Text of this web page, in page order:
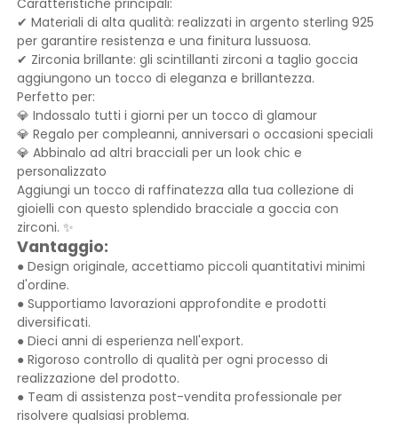
Caratteristiche principali:
✔ Materiali di alta qualità: realizzati in argento sterling 925
per garantire resistenza e una finitura lussuosa.
✔ Zirconia brillante: gli scintillanti zirconi a taglio goccia
aggiungono un tocco di eleganza e brillantezza.
Perfetto per:
💎 Indossalo tutti i giorni per un tocco di glamour
💎 Regalo per compleanni, anniversari o occasioni speciali
💎 Abbinalo ad altri bracciali per un look chic e
personalizzato
Aggiungi un tocco di raffinatezza alla tua collezione di
gioielli con questo splendido bracciale a goccia con
zirconi. ✨
Vantaggio:
● Design originale, accettiamo piccoli quantitativi minimi
d'ordine.
● Supportiamo lavorazioni approfondite e prodotti
diversificati.
● Dieci anni di esperienza nell'export.
● Rigoroso controllo di qualità per ogni processo di
realizzazione del prodotto.
● Team di assistenza post-vendita professionale per
risolvere qualsiasi problema.